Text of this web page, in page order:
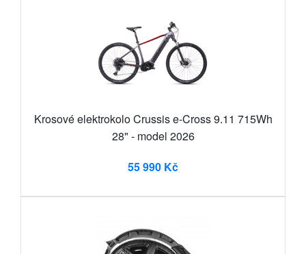
Krosové elektrokolo Crussis e-Cross 9.11 715Wh
28" - model 2026
55 990 Kč